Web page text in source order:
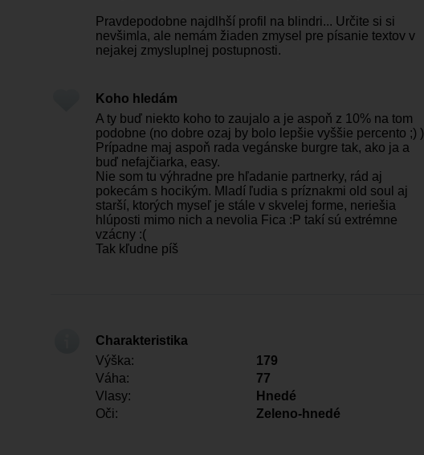
Pravdepodobne najdlhší profil na blindri... Určite si si
nevšimla, ale nemám žiaden zmysel pre písanie textov v
nejakej zmysluplnej postupnosti.
Koho hledám
A ty buď niekto koho to zaujalo a je aspoň z 10% na tom
podobne (no dobre ozaj by bolo lepšie vyššie percento ;) )
Prípadne maj aspoň rada vegánske burgre tak, ako ja a
buď nefajčiarka, easy.
Nie som tu výhradne pre hľadanie partnerky, rád aj
pokecám s hocikým. Mladí ľudia s príznakmi old soul aj
starší, ktorých myseľ je stále v skvelej forme, neriešia
hlúposti mimo nich a nevolia Fica :P takí sú extrémne
vzácny :(
Tak kľudne píš
Charakteristika
Výška:
179
Váha:
77
Vlasy:
Hnedé
Oči:
Zeleno-hnedé